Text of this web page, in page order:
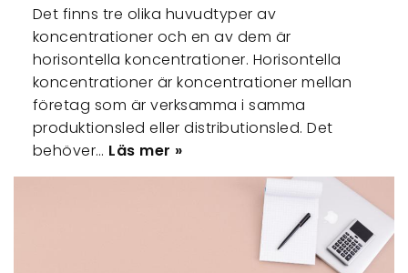
Det finns tre olika huvudtyper av
koncentrationer och en av dem är
horisontella koncentrationer. Horisontella
koncentrationer är koncentrationer mellan
företag som är verksamma i samma
produktionsled eller distributionsled. Det
behöver… Läs mer »